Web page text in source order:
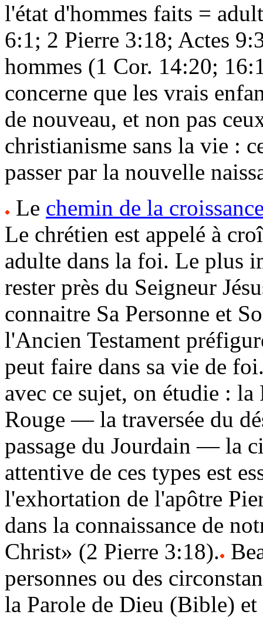
l'état d'hommes faits =
6:1; 2 Pierre 3:18; Actes
hommes (1 Cor. 14:20;
concerne que les vrais
de nouveau, et non pas
christianisme sans la vie :
passer par la nouvelle
Le chemin de la
Le chrétien est appelé à
adulte dans la foi. Le plus
rester près du Seigneur
connaitre Sa Personne et
l'Ancien Testament
peut faire dans sa vie de
avec ce sujet, on étudie :
Rouge — la traversée du
passage du Jourdain — la
attentive de ces types est
l'exhortation de l'apôtre
dans la connaissance de
Christ» (2 Pierre 3:18).
personnes ou des
la Parole de Dieu (Bible)